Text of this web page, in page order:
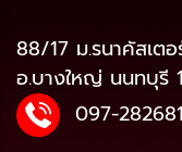
88/17 ม.รนาคัสเต
อ.บางใหญ่ นนทบุรี
097-